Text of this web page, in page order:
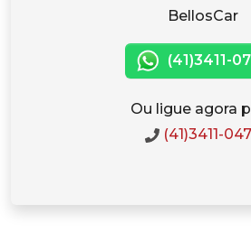
BellosCar
(41)3411-
Ou ligue agora
(41)3411-